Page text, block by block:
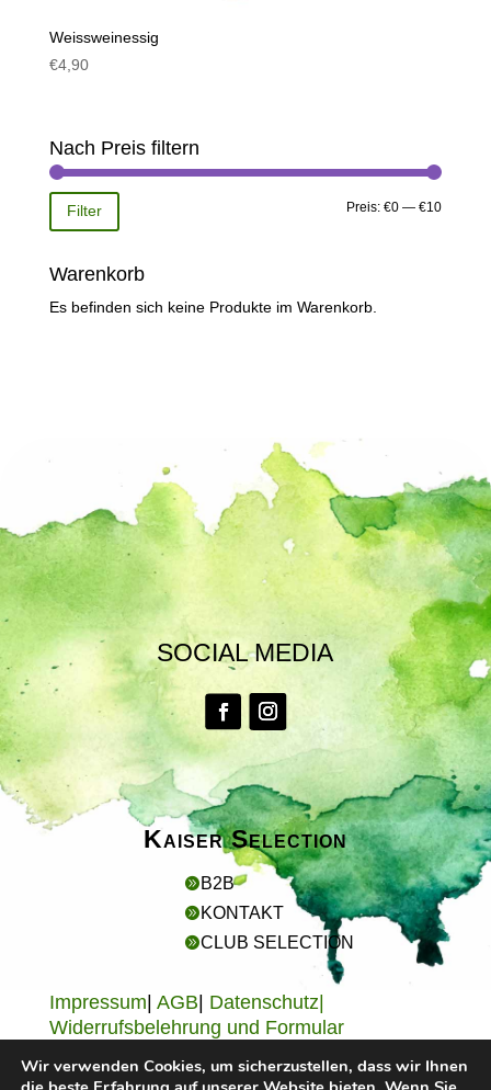
Weissweinessig
€4,90
Nach Preis filtern
Min.
Max.
Filter Preis:€0 —€10
Warenkorb
Es befinden sich keine Produkte im Warenkorb.
SOCIAL MEDIA
Kaiser Selection
 B2B
 KONTAKT
CLUB SELECTION
Impressum| AGB| Datenschutz|
Widerrufsbelehrung und Formular
Wir verwenden Cookies, um sicherzustellen, dass wir Ihnen